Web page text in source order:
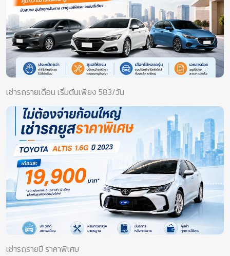
เช่ารถรายเดือน เริ่มต้นเพียง 583/วัน
เช่ารถรายปี ราคาพิเศษ